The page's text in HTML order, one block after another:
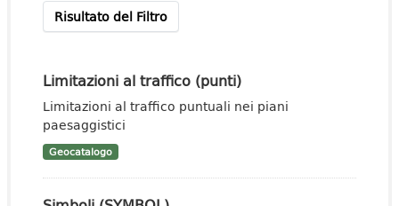
Risultato del Filtro
Limitazioni al traffico (punti)
Limitazioni al traffico puntuali nei piani
paesaggistici
Geocatalogo